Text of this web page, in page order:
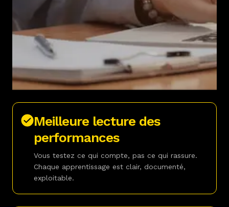
Meilleure lecture des
performances
Vous testez ce qui compte, pas ce qui rassure.
Chaque apprentissage est clair, documenté,
exploitable.